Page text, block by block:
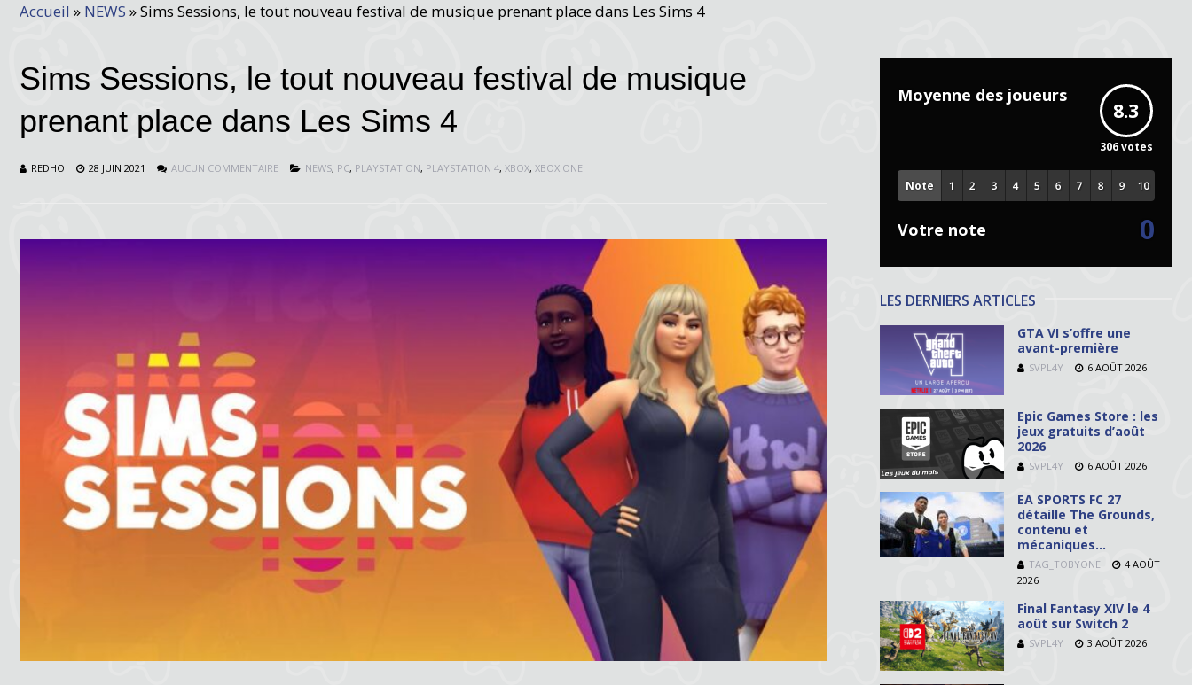
Accueil » NEWS »Sims Sessions, le tout nouveau festival de musique prenant place dans Les Sims 4
Sims Sessions, le tout nouveau festival de musique
prenant place dans Les Sims 4
REDHO 28 JUIN 2021 AUCUN COMMENTAIRE NEWS, PC, PLAYSTATION, PLAYSTATION 4, XBOX, XBOX ONE
Moyenne des joueurs
8.3
306votes
Note
Votre note 0
LES DERNIERS ARTICLES
GTA VI s’offre une
avant-première
SVPL4Y 6 AOÛT 2026
Epic Games Store : les
jeux gratuits d’août
2026
SVPL4Y 6 AOÛT 2026
EA SPORTS FC 27
détaille The Grounds,
contenu et
mécaniques…
TAG_TOBYONE
4 AOÛT
2026
Final Fantasy XIV le 4
août sur Switch 2
SVPL4Y 3 AOÛT 2026